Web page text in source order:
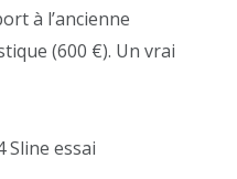
à l’ancienne
(600 €). Un vrai